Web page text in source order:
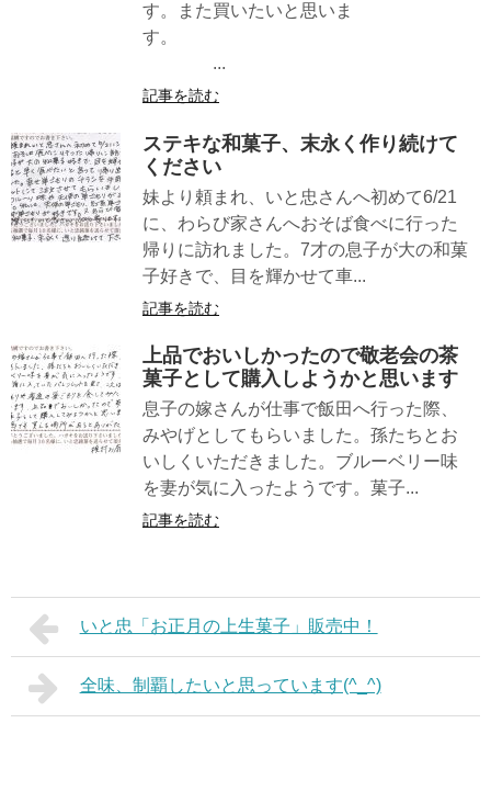
す。また買いたいと思いま
す。
...
記事を読む
ステキな和菓子、末永く作り続けて
ください
妹より頼まれ、いと忠さんへ初めて6/21
に、わらび家さんへおそば食べに行った
帰りに訪れました。7才の息子が大の和菓
子好きで、目を輝かせて車...
記事を読む
上品でおいしかったので敬老会の茶
菓子として購入しようかと思います
息子の嫁さんが仕事で飯田へ行った際、
みやげとしてもらいました。孫たちとお
いしくいただきました。ブルーベリー味
を妻が気に入ったようです。菓子...
記事を読む
いと忠「お正月の上生菓子」販売中！
全味、制覇したいと思っています(^_^)